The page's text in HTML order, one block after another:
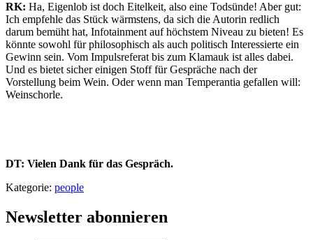
RK: Ha, Eigenlob ist doch Eitelkeit, also eine Todsünde! Aber gut:
Ich empfehle das Stück wärmstens, da sich die Autorin redlich
darum bemüht hat, Infotainment auf höchstem Niveau zu bieten! Es
könnte sowohl für philosophisch als auch politisch Interessierte ein
Gewinn sein. Vom Impulsreferat bis zum Klamauk ist alles dabei.
Und es bietet sicher einigen Stoff für Gespräche nach der
Vorstellung beim Wein. Oder wenn man Temperantia gefallen will:
Weinschorle.
DT: Vielen Dank für das Gespräch.
Kategorie: people
Newsletter abonnieren